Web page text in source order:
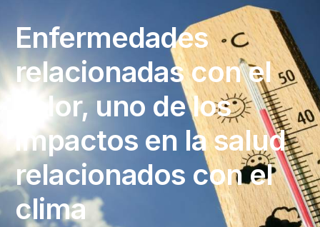
Enfermedades
relacionadas con el
calor, uno de los
impactos en la salud
relacionados con el
clima